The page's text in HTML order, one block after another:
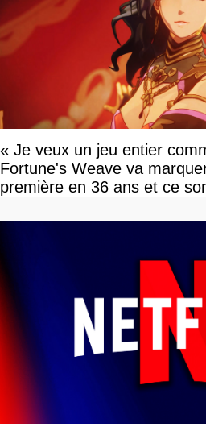
« Je veux un jeu entier
Fortune's Weave va
première en 36 ans et ce